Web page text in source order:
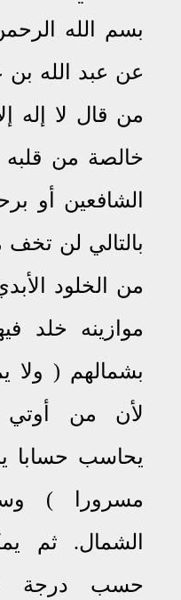
بسم الله
عن عبد الله
من قال لا إله
خالصة من
الشافعين أو
بالتالي لن
من الخلود
موازينه خلد
بشمالهم ( ولا
لأن من أوتي
يحاسب حسابا
مسرورا )
الشمال.
ثم
حسب درجة